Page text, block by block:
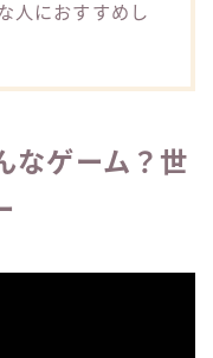
人におすすめし
なゲーム？世